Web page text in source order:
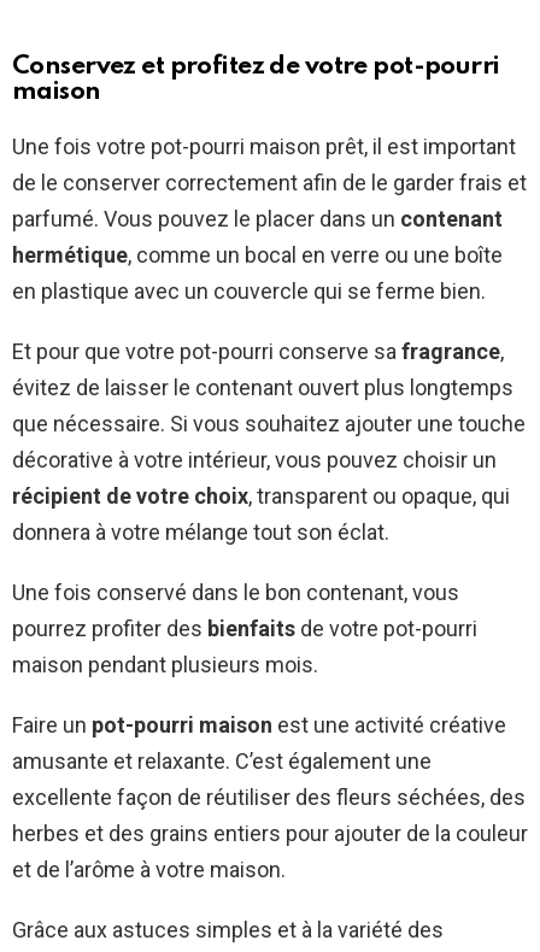
Conservez et profitez de votre pot-pourri
maison
Une fois votre pot-pourri maison prêt, il est important
de le conserver correctement afin de le garder frais et
parfumé. Vous pouvez le placer dans un contenant
hermétique, comme un bocal en verre ou une boîte
en plastique avec un couvercle qui se ferme bien.
Et pour que votre pot-pourri conserve safragrance,
évitez de laisser le contenant ouvert plus longtemps
que nécessaire. Si vous souhaitez ajouter une touche
décorative à votre intérieur, vous pouvez choisir un
récipient de votre choix, transparent ou opaque, qui
donnera à votre mélange tout son éclat.
Une fois conservé dans le bon contenant, vous
pourrez profiter des bienfaits de votre pot-pourri
maison pendant plusieurs mois.
Faire un pot-pourri maison est une activité créative
amusante et relaxante. C’est également une
excellente façon de réutiliser des fleurs séchées, des
herbes et des grains entiers pour ajouter de la couleur
et de l’arôme à votre maison.
Grâce aux astuces simples et à la variété des